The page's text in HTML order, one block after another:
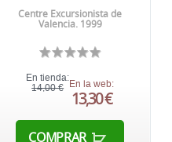
Centre Excursionista de
Valencia. 1999
En tienda:
14,00 €
En la web:
13,30 €
COMPRAR